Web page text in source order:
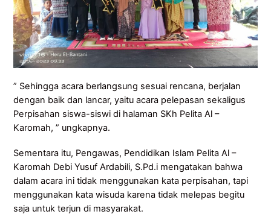
” Sehingga acara berlangsung sesuai rencana, berjalan
dengan baik dan lancar, yaitu acara pelepasan sekaligus
Perpisahan siswa-siswi di halaman SKh Pelita Al –
Karomah, ” ungkapnya.
Sementara itu, Pengawas, Pendidikan Islam Pelita Al –
Karomah Debi Yusuf Ardabili, S.Pd.i mengatakan bahwa
dalam acara ini tidak menggunakan kata perpisahan, tapi
menggunakan kata wisuda karena tidak melepas begitu
saja untuk terjun di masyarakat.